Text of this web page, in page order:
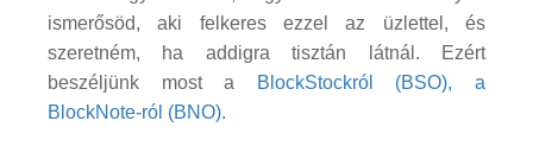
ismerősöd, aki felkeres ezzel az üzlettel, és
szeretném, ha addigra tisztán látnál. Ezért
beszéljünk most a
BlockStockról (BSO), a
BlockNote-ról (BNO).